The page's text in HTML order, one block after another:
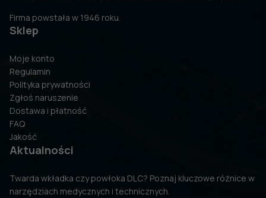
Firma powstała w 1946 roku.
Sklep
Moje konto
Regulamin
Polityka prywatności
Zgłoś naruszenie
Dostawa i płatność
FAQ
Jakość
Aktualności
Twarda wkładka czy powłoka DLC? Poznaj kluczowe różnice w
narzędziach medycznych i technicznych.